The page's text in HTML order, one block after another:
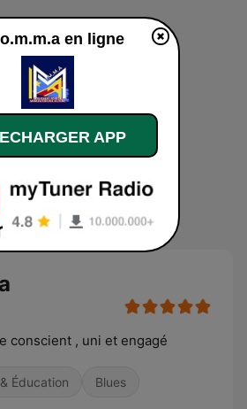
conscient , uni et engagé
Éducation Blues
en ligne
APP